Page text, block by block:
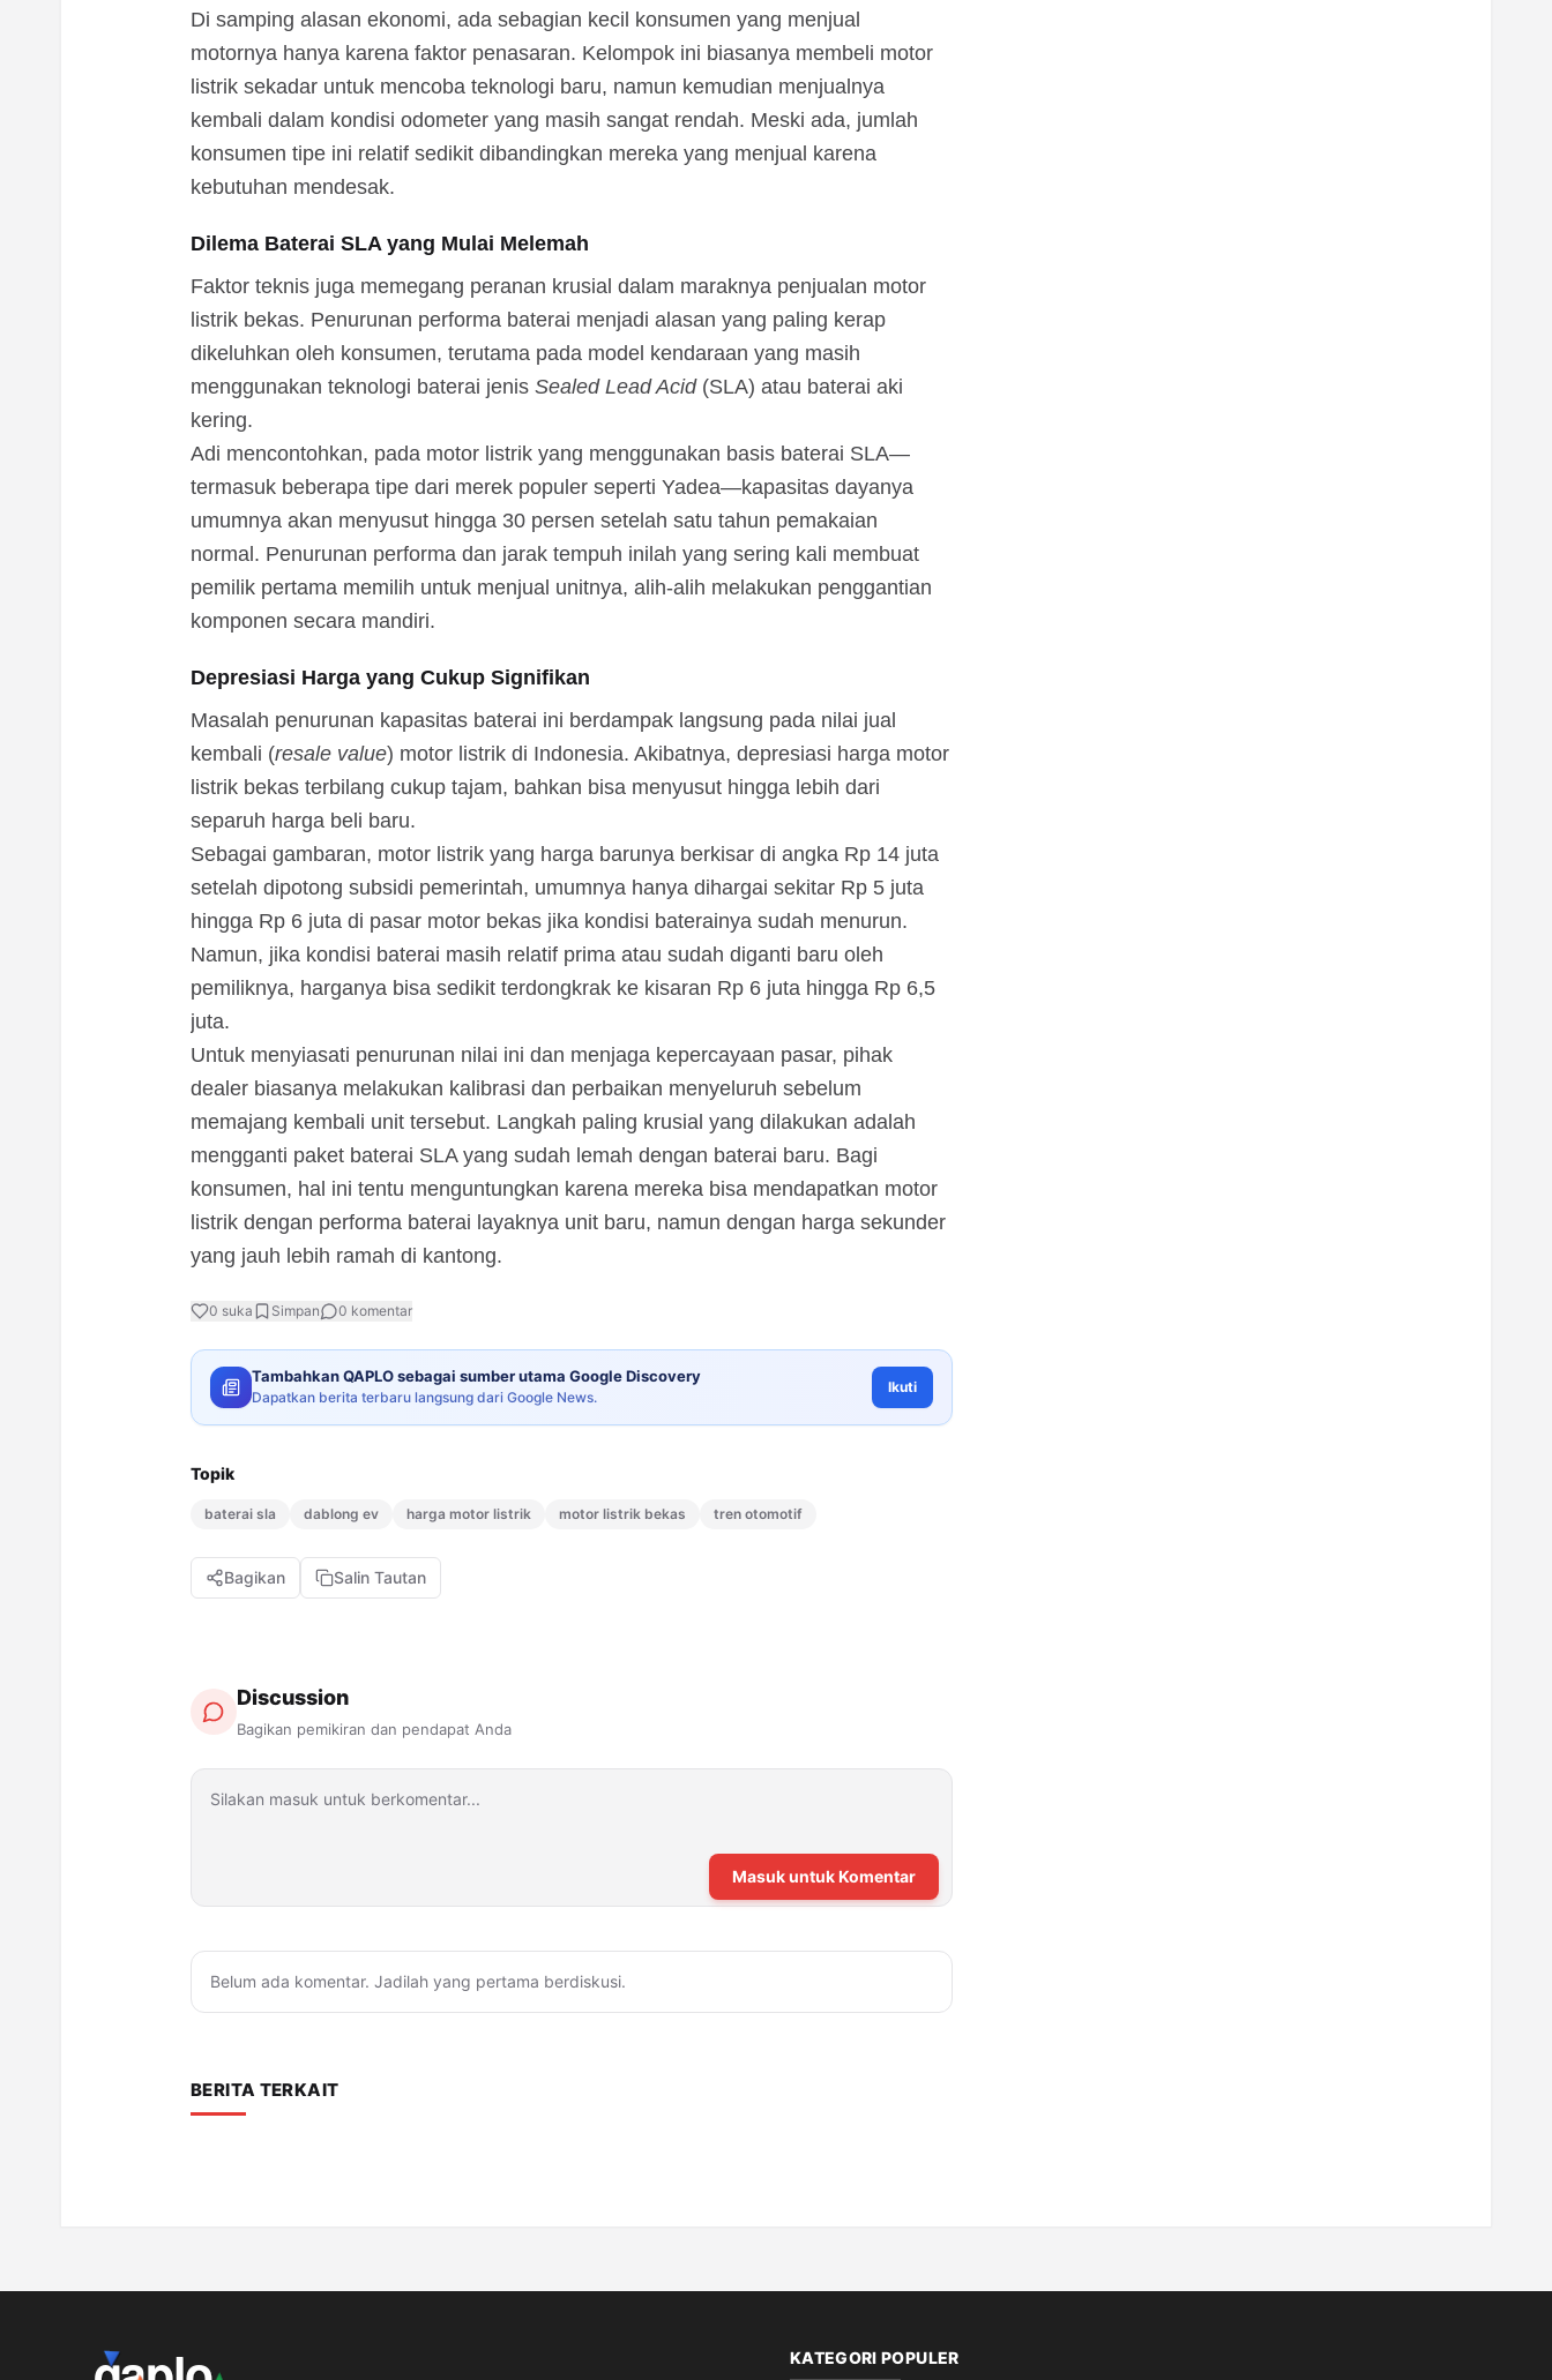
Di samping alasan ekonomi, ada sebagian kecil konsumen yang menjual
motornya hanya karena faktor penasaran. Kelompok ini biasanya membeli motor
listrik sekadar untuk mencoba teknologi baru, namun kemudian menjualnya
kembali dalam kondisi odometer yang masih sangat rendah. Meski ada, jumlah
konsumen tipe ini relatif sedikit dibandingkan mereka yang menjual karena
kebutuhan mendesak.
Dilema Baterai SLA yang Mulai Melemah
Faktor teknis juga memegang peranan krusial dalam maraknya penjualan motor
listrik bekas. Penurunan performa baterai menjadi alasan yang paling kerap
dikeluhkan oleh konsumen, terutama pada model kendaraan yang masih
menggunakan teknologi baterai jenis Sealed Lead Acid(SLA) atau baterai aki
kering.
Adi mencontohkan, pada motor listrik yang menggunakan basis baterai SLA—
termasuk beberapa tipe dari merek populer seperti Yadea—kapasitas dayanya
umumnya akan menyusut hingga 30 persen setelah satu tahun pemakaian
normal. Penurunan performa dan jarak tempuh inilah yang sering kali membuat
pemilik pertama memilih untuk menjual unitnya, alih-alih melakukan penggantian
komponen secara mandiri.
Depresiasi Harga yang Cukup Signifikan
Masalah penurunan kapasitas baterai ini berdampak langsung pada nilai jual
kembali (resale value) motor listrik di Indonesia. Akibatnya, depresiasi harga motor
listrik bekas terbilang cukup tajam, bahkan bisa menyusut hingga lebih dari
separuh harga beli baru.
Sebagai gambaran, motor listrik yang harga barunya berkisar di angka Rp 14 juta
setelah dipotong subsidi pemerintah, umumnya hanya dihargai sekitar Rp 5 juta
hingga Rp 6 juta di pasar motor bekas jika kondisi baterainya sudah menurun.
Namun, jika kondisi baterai masih relatif prima atau sudah diganti baru oleh
pemiliknya, harganya bisa sedikit terdongkrak ke kisaran Rp 6 juta hingga Rp 6,5
juta.
Untuk menyiasati penurunan nilai ini dan menjaga kepercayaan pasar, pihak
dealer biasanya melakukan kalibrasi dan perbaikan menyeluruh sebelum
memajang kembali unit tersebut. Langkah paling krusial yang dilakukan adalah
mengganti paket baterai SLA yang sudah lemah dengan baterai baru. Bagi
konsumen, hal ini tentu menguntungkan karena mereka bisa mendapatkan motor
listrik dengan performa baterai layaknya unit baru, namun dengan harga sekunder
yang jauh lebih ramah di kantong.
0 suka Simpan 0 komentar
Tambahkan QAPLO sebagai sumber utama Google Discovery
Dapatkan berita terbaru langsung dari Google News.
Ikuti
Topik
baterai sla dablong ev harga motor listrik motor listrik bekas tren otomotif
Bagikan Salin Tautan
Discussion
Bagikan pemikiran dan pendapat Anda
Masuk untuk Komentar
Belum ada komentar. Jadilah yang pertama berdiskusi.
BERITA TERKAIT
KATEGORI POPULER